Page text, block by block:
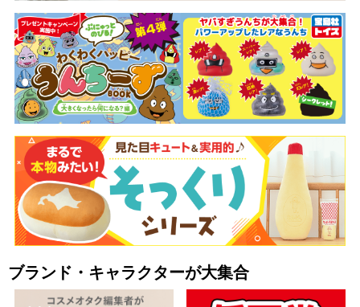
ブランド・キャラクターが大集合